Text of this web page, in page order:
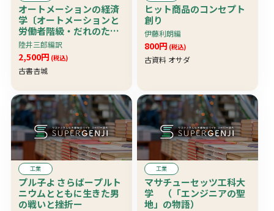
オートメーションの経済
学〔オートメーションと
労働者階級・だれのため
の豊富か他〕 翻訳書
陸井三郎編訳
2,500円 (税込)
古書杏城
ヒット商品のコンセプト
創り
伊藤利朗編
800円 (税込)
古資料 オサダ
工業
プル子よ さらばープルト
ニウムとともに生きた男
の戦いと挫折ー
工業
マサチューセッツ工科大
学 （「エンジニアの聖
地」の物語）